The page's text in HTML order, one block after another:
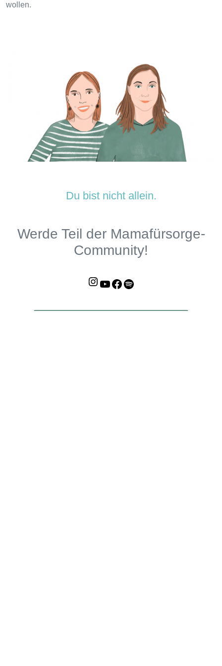
wollen.
Du bist nicht allein.
Werde Teil der Mamafürsorge-
Community!
Instagram
YouTube
Facebook
Mamafürsorge-Podcast